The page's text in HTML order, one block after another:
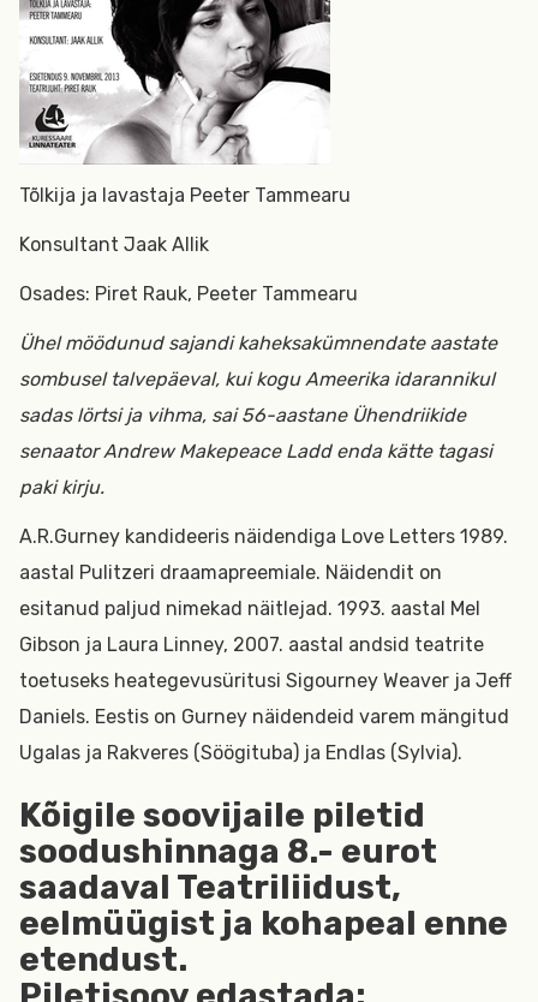
Tõlkija ja lavastaja Peeter Tammearu
Konsultant Jaak Allik
Osades: Piret Rauk, Peeter Tammearu
Ühel möödunud sajandi kaheksakümnendate aastate
sombusel talvepäeval, kui kogu Ameerika idarannikul
sadas lörtsi ja vihma, sai 56-aastane Ühendriikide
senaator Andrew Makepeace Ladd enda kätte tagasi
paki kirju.
A.R.Gurney kandideeris näidendiga Love Letters 1989.
aastal Pulitzeri draamapreemiale. Näidendit on
esitanud paljud nimekad näitlejad. 1993. aastal Mel
Gibson ja Laura Linney, 2007. aastal andsid teatrite
toetuseks heategevusüritusi Sigourney Weaver ja Jeff
Daniels. Eestis on Gurney näidendeid varem mängitud
Ugalas ja Rakveres (Söögituba) ja Endlas (Sylvia).
Kõigile soovijaile piletid
soodushinnaga 8.- eurot
saadaval Teatriliidust,
eelmüügist ja kohapeal enne
etendust.